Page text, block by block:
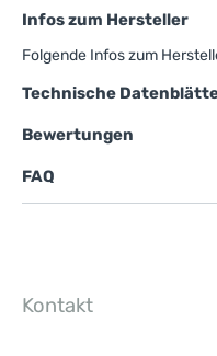
Infos zum Hersteller
Folgende Infos zum
Technische
Bewertungen
FAQ
Kontakt